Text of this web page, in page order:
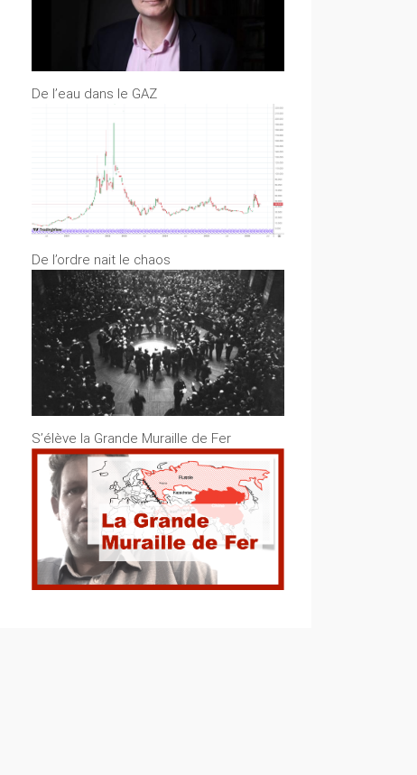
De l’eau dans le GAZ
De l’ordre nait le chaos
S’élève la Grande Muraille de Fer